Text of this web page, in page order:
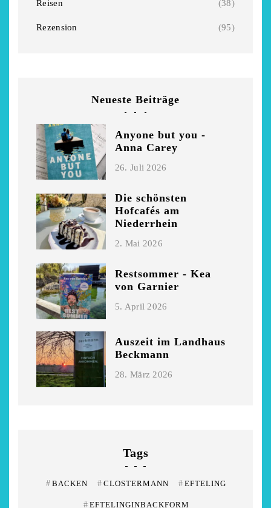
Reisen (38)
Rezension (95)
Neueste Beiträge
Anyone but you -
Anna Carey
26. Juli 2026
Die schönsten
Hofcafés am
Niederrhein
2. Mai 2026
Restsommer - Kea
von Garnier
5. April 2026
Auszeit im Landhaus
Beckmann
28. März 2026
Tags
# BACKEN # CLOSTERMANN # EFTELING
# EFTELINGINBACKFORM